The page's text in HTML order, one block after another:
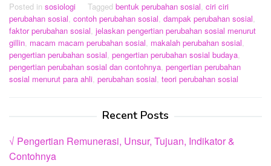
Posted in sosiologi Tagged bentuk perubahan sosial, ciri ciri
perubahan sosial, contoh perubahan sosial, dampak perubahan sosial,
faktor perubahan sosial, jelaskan pengertian perubahan sosial menurut
gillin, macam macam perubahan sosial, makalah perubahan sosial,
pengertian perubahan sosial, pengertian perubahan sosial budaya,
pengertian perubahan sosial dan contohnya, pengertian perubahan
sosial menurut para ahli, perubahan sosial, teori perubahan sosial
Recent Posts
√ Pengertian Remunerasi, Unsur, Tujuan, Indikator &
Contohnya